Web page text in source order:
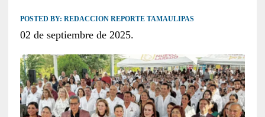
POSTED BY: REDACCION REPORTE TAMAULIPAS
02 de septiembre de 2025.